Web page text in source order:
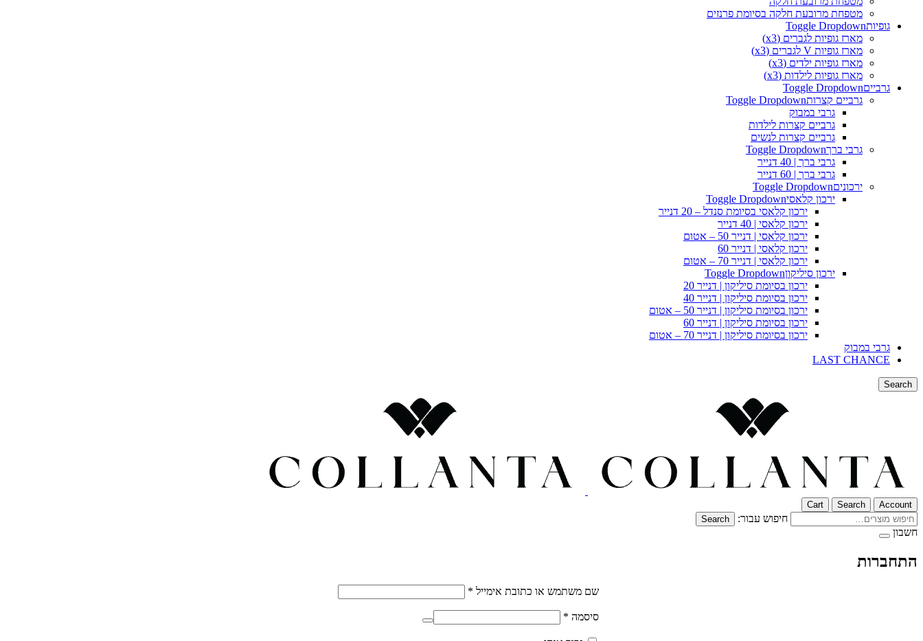
מטפחת מרובעת חלקה בסיומת פרנזים
גופיותToggle Dropdown
מארז גופיות לגברים (x3)
מארז גופיות V לגברים (x3)
מארז גופיות ילדים (x3)
מארז גופיות לילדות (x3)
גרבייםToggle Dropdown
גרביים קצרותToggle Dropdown
גרבי במבוק
גרביים קצרות לילדות
גרביים קצרות לנשים
גרבי ברךToggle Dropdown
גרבי ברך | 40 דנייר
גרבי ברך | 60 דנייר
ירכוניםToggle Dropdown
ירכון קלאסיToggle Dropdown
ירכון קלאסי בסיומת סנדל – 20 דנייר
ירכון קלאסי | 40 דנייר
ירכון קלאסי | דנייר 50 – אטום
ירכון קלאסי | דנייר 60
ירכון קלאסי | דנייר 70 – אטום
ירכון סיליקוןToggle Dropdown
ירכון בסיומת סיליקון | דנייר 20
ירכון בסיומת סיליקון | דנייר 40
ירכון בסיומת סיליקון | דנייר 50 – אטום
ירכון בסיומת סיליקון | דנייר 60
ירכון בסיומת סיליקון | דנייר 70 – אטום
גרבי במבוק
LAST CHANCE
Search
Account
Search
Cart
חיפוש עבור: Search
חשבון
התחברות
שם משתמש או כתובת אימייל *
סיסמה *